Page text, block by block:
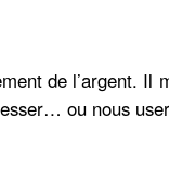
de l’argent. Il
ou nous